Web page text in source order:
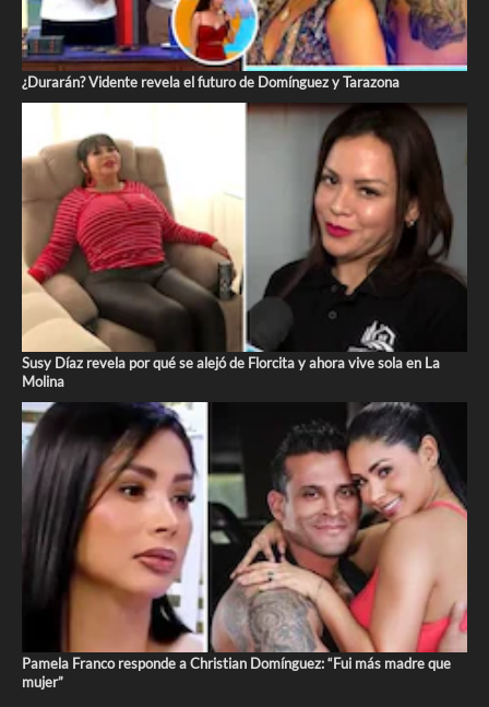
¿Durarán? Vidente revela el futuro de Domínguez y Tarazona
Susy Díaz revela por qué se alejó de Florcita y ahora vive sola en La
Molina
Pamela Franco responde a Christian Domínguez: “Fui más madre que
mujer”